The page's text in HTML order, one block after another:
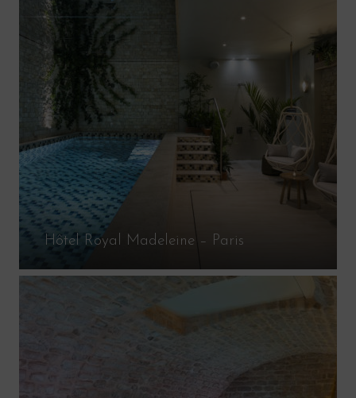
Hôtel Royal Madeleine – Paris